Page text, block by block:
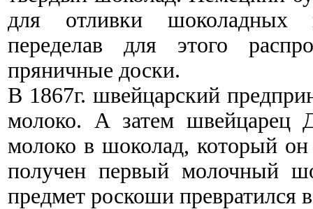
для отливки шоколадных
переделав для этого
пряничные доски.
В 1867г. швейцарский
молоко. А затем швейцарец
молоко в шоколад, который
получен первый молочный
предмет роскоши превратился